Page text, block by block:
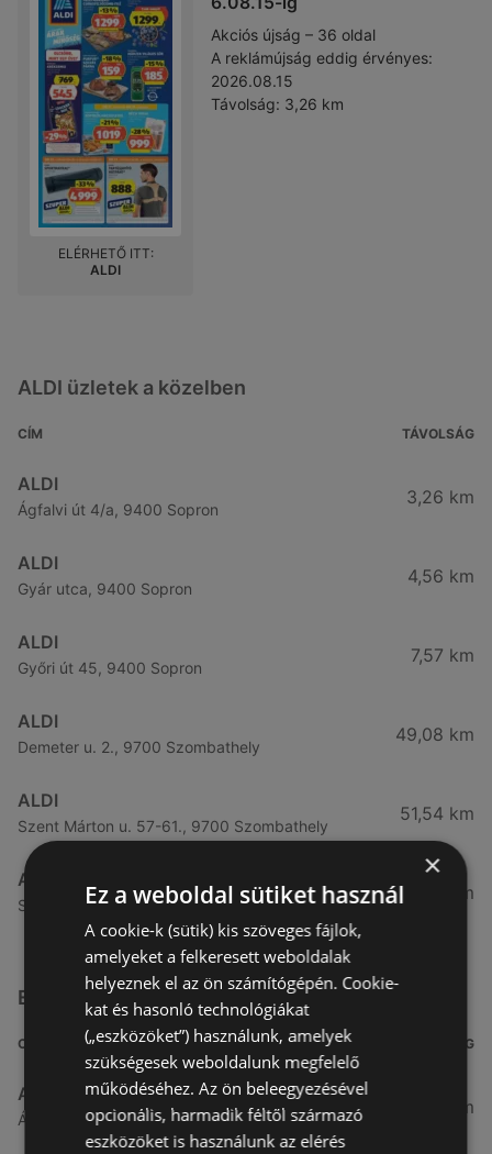
Akciós újság – 36 oldal
A reklámújság eddig érvényes:
2026.08.15
Távolság: 3,26 km
ELÉRHETŐ ITT:
ALDI
ALDI üzletek a közelben
CÍM TÁVOLSÁG
ALDI
Ágfalvi út 4/a, 9400 Sopron
3,26 km
ALDI
Gyár utca, 9400 Sopron
4,56 km
ALDI
Győri út 45, 9400 Sopron
7,57 km
ALDI
Demeter u. 2., 9700 Szombathely
49,08 km
ALDI
Szent Márton u. 57-61., 9700 Szombathely
51,54 km
ALDI
Szent Gellért u. 49., 9700 Szombathely
53,49 km
Egyéb Szupermarketek üzletek a közelben
CÍM TÁVOLSÁG
Aldi
Ágfalvi út 4/A., 9400 Sopron
3,26 km
×
Ez a weboldal sütiket használ
A cookie-k (sütik) kis szöveges fájlok,
amelyeket a felkeresett weboldalak
helyeznek el az ön számítógépén. Cookie-
kat és hasonló technológiákat
(„eszközöket”) használunk, amelyek
szükségesek weboldalunk megfelelő
működéséhez. Az ön beleegyezésével
opcionális, harmadik féltől származó
eszközöket is használunk az elérés